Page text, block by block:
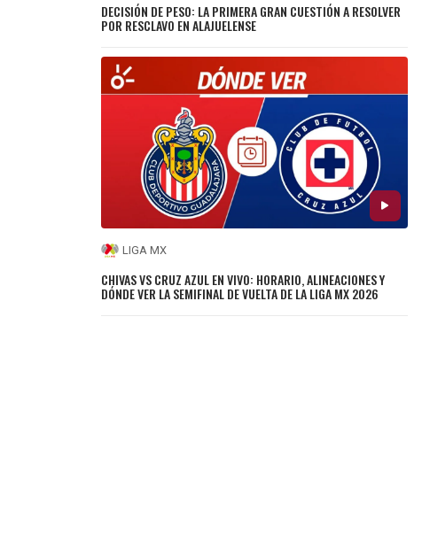
DECISIÓN DE PESO: LA PRIMERA GRAN CUESTIÓN A RESOLVER
POR RESCLAVO EN ALAJUELENSE
LIGA MX
CHIVAS VS CRUZ AZUL EN VIVO: HORARIO, ALINEACIONES Y
DÓNDE VER LA SEMIFINAL DE VUELTA DE LA LIGA MX 2026